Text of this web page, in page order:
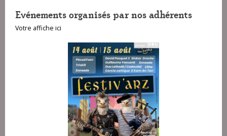
Evénements organisés par nos adhérents
Votre affiche ici